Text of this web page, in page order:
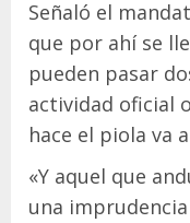
Señaló el
que por ahí se
pueden pasar
actividad oficial
hace el piola va
«Y aquel que
una